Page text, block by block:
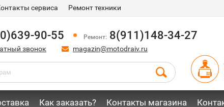
сервиса Ремонт техники
90-55 Ремонт: 8(911)148-34-27
звонок magazin@motodraiv.ru
Как заказать? Контакты магазина